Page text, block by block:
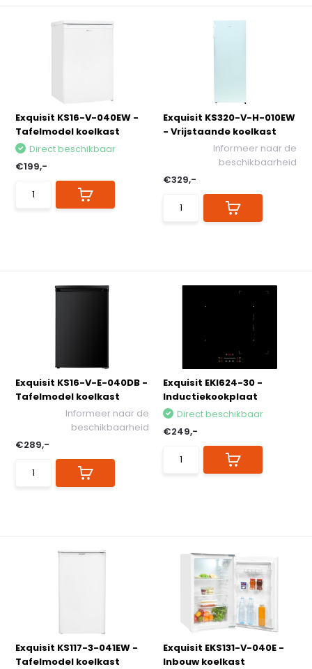
Exquisit KS16-V-040EW -
Tafelmodel koelkast
Direct beschikbaar
€199,-
Exquisit KS320-V-H-010EW
- Vrijstaande koelkast
Informeer naar de
beschikbaarheid
€329,-
Exquisit KS16-V-E-040DB -
Tafelmodel koelkast
Informeer naar de
beschikbaarheid
€289,-
Exquisit EKI624-30 -
Inductiekookplaat
Direct beschikbaar
€249,-
Exquisit KS117-3-041EW -
Tafelmodel koelkast
Exquisit EKS131-V-040E -
Inbouw koelkast